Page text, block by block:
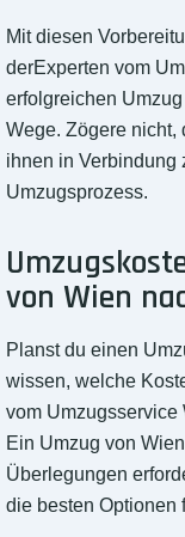
Mit diesen
derExperten vom
erfolgreichen
Wege. Zögere nicht,
ihnen in Verbindung
Umzugsprozess.
von Wien
Planst du einen
wissen, welche
vom Umzugsservice
Ein Umzug von
Überlegungen
die besten Optionen